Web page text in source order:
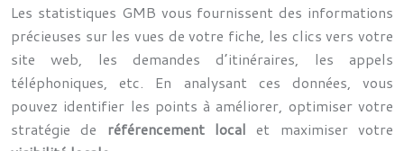
Les statistiques GMB vous fournissent des informations
précieuses sur les vues de votre fiche, les clics vers votre
site web, les demandes d’itinéraires, les appels
téléphoniques, etc. En analysant ces données, vous
pouvez identifier les points à améliorer, optimiser votre
stratégie de référencement localet maximiser votre